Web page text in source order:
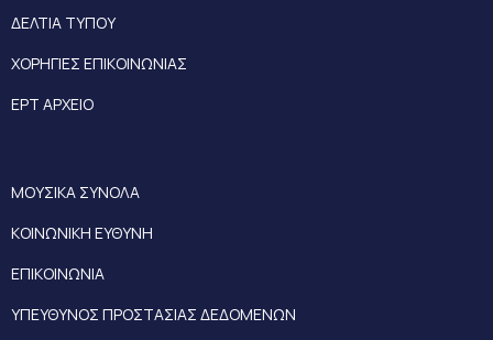
ΔΕΛΤΙΑ ΤΥΠΟΥ
ΧΟΡΗΓΙΕΣ ΕΠΙΚΟΙΝΩΝΙΑΣ
ΕΡΤ ΑΡΧΕΙΟ
ΜΟΥΣΙΚΑ ΣΥΝΟΛΑ
ΚΟΙΝΩΝΙΚΗ ΕΥΘΥΝΗ
ΕΠΙΚΟΙΝΩΝΙΑ
ΥΠΕΥΘΥΝΟΣ ΠΡΟΣΤΑΣΙΑΣ ΔΕΔΟΜΕΝΩΝ